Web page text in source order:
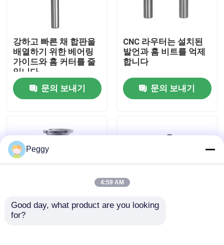
우리에 대하여
공장 여행
품질 관리
인용문을 요구하세요
스트레이트 라우터 비트
프로필 라우터 비트
강하고 빠른 채 합판을
배열하기 위한 베어링
가이드와 홈 커터를 줄
입니다
문의 보내기
CNC 라우터는 설치된
발언과 홈 비트를 억제
합니다
문의 보내기
창문은 정강이 1/2가 "
Peggy
4:59 AM
Good day, what product are you looking
for?